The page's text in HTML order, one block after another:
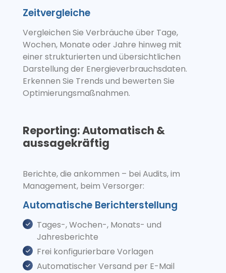
Zeitvergleiche
Vergleichen Sie Verbräuche über Tage,
Wochen, Monate oder Jahre hinweg mit
einer strukturierten und übersichtlichen
Darstellung der Energieverbrauchsdaten.
Erkennen Sie Trends und bewerten Sie
Optimierungsmaßnahmen.
Reporting: Automatisch &
aussagekräftig
Berichte, die ankommen – bei Audits, im
Management, beim Versorger:
Automatische Berichterstellung
Tages-, Wochen-, Monats- und
Jahresberichte
Frei konfigurierbare Vorlagen
Automatischer Versand per E-Mail